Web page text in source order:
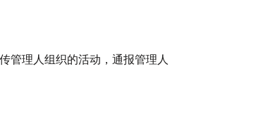
管理人组织的活动，通报管理人